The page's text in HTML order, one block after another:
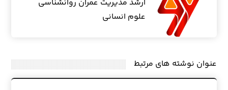
ارشد مدیریت عمران روانشناسی
علوم انسانی
عنوان ‫نوشته های مرتبط